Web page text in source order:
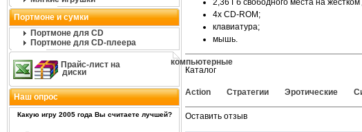
Портмоне и сумки
Портмоне для CD
Портмоне для CD-плеера
Прайс-лист на
компьютерные
диски
Наш опрос
Какую игру 2005 года Вы считаете лучшей?
2,36 Гб свободного места на жестком
4x CD-ROM;
клавиатура;
мышь.
Каталог
Action Стратегии Эротические
Оставить отзыв